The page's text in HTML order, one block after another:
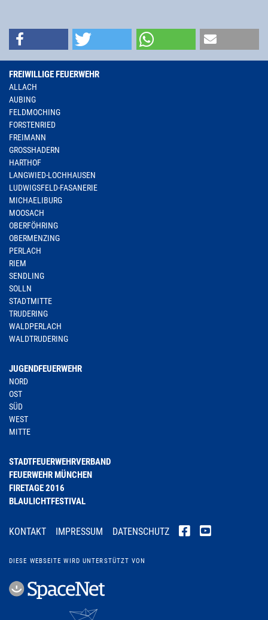
FREIWILLIGE FEUERWEHR
ALLACH
AUBING
FELDMOCHING
FORSTENRIED
FREIMANN
GROSSHADERN
HARTHOF
LANGWIED-LOCHHAUSEN
LUDWIGSFELD-FASANERIE
MICHAELIBURG
MOOSACH
OBERFÖHRING
OBERMENZING
PERLACH
RIEM
SENDLING
SOLLN
STADTMITTE
TRUDERING
WALDPERLACH
WALDTRUDERING
JUGENDFEUERWEHR
NORD
OST
SÜD
WEST
MITTE
STADTFEUERWEHRVERBAND
FEUERWEHR MÜNCHEN
FIRETAGE 2016
BLAULICHTFESTIVAL
KONTAKT IMPRESSUM DATENSCHUTZ
DIESE WEBSEITE WIRD UNTERSTÜTZT VON